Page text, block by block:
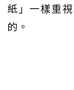
紙」一樣重
的。